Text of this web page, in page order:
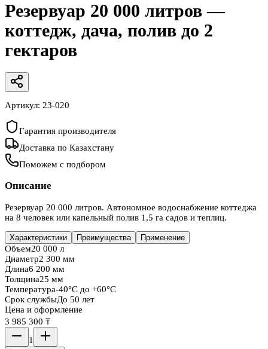
Резервуар 20 000 литров —
коттедж, дача, полив до 2
гектаров
Артикул: 23-020
Гарантия производителя
Доставка по Казахстану
Поможем с подбором
Описание
Резервуар 20 000 литров. Автономное водоснабжение коттеджа
на 8 человек или капельный полив 1,5 га садов и теплиц.
Характеристики Преимущества Применение
Объем20 000 л
Диаметр2 300 мм
Длина6 200 мм
Толщина25 мм
Температура-40°C до +60°C
Срок службыДо 50 лет
Цена и оформление
3 985 300 ₸
1